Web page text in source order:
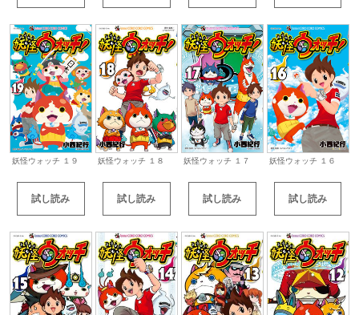
妖怪ウォッチ １９
試し読み
妖怪ウォッチ １８
試し読み
妖怪ウォッチ １７
試し読み
妖怪ウォッチ １６
試し読み